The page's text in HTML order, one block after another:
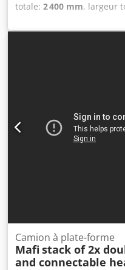
totale: 2 400 mm, largeur
Chariot industriel •
Dimensions : 2400x1200
chargement : 310 mm •
Camion à plate-forme
Mafistack of 2x
and connectable